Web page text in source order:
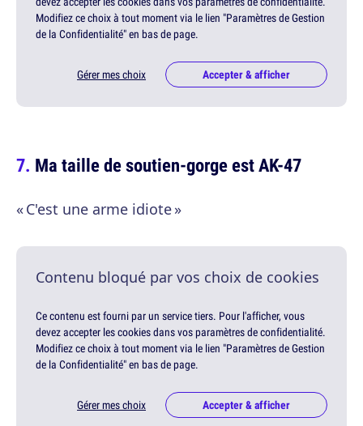
Modifiez ce choix à tout moment via le lien "Paramètres de Gestion
de la Confidentialité" en bas de page.
Gérer mes choix Accepter & afficher
Ma taille de soutien-gorge est AK-47
« C'est une arme idiote »
Contenu bloqué par vos choix de cookies
Ce contenu est fourni par un service tiers. Pour l'afficher, vous
devez accepter les cookies dans vos paramètres de confidentialité.
Modifiez ce choix à tout moment via le lien "Paramètres de Gestion
de la Confidentialité" en bas de page.
Gérer mes choix Accepter & afficher